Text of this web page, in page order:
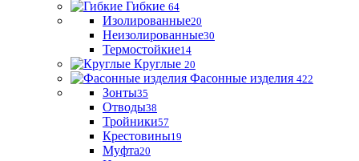
Гибкие 64
Изолированные20
Неизолированные30
Термостойкие14
Круглые 20
Фасонные изделия 422
Зонты35
Отводы38
Тройники57
Крестовины19
Муфта20